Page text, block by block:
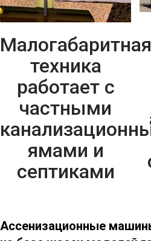
Малогабаритная
техника
работает с
частными
ямами и
септиками
Ассенизационные